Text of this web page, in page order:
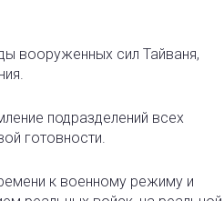
вооруженных сил Тайваня,
подразделений всех
готовности.
к военному режиму и